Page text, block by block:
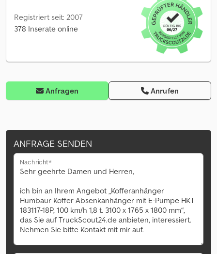
Registriert seit: 2007
378 Inserate online
Anfragen Anrufen
ANFRAGE SENDEN
Nachricht*